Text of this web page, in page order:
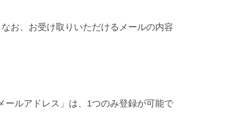
お、お受け取りいただけるメールの内容
ルアドレス」は、1つのみ登録が可能で